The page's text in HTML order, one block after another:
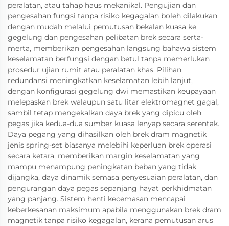
peralatan, atau tahap haus mekanikal. Pengujian dan
pengesahan fungsi tanpa risiko kegagalan boleh dilakukan
dengan mudah melalui pemutusan bekalan kuasa ke
gegelung dan pengesahan pelibatan brek secara serta-
merta, memberikan pengesahan langsung bahawa sistem
keselamatan berfungsi dengan betul tanpa memerlukan
prosedur ujian rumit atau peralatan khas. Pilihan
redundansi meningkatkan keselamatan lebih lanjut,
dengan konfigurasi gegelung dwi memastikan keupayaan
melepaskan brek walaupun satu litar elektromagnet gagal,
sambil tetap mengekalkan daya brek yang dipicu oleh
pegas jika kedua-dua sumber kuasa lenyap secara serentak.
Daya pegang yang dihasilkan oleh brek dram magnetik
jenis spring-set biasanya melebihi keperluan brek operasi
secara ketara, memberikan margin keselamatan yang
mampu menampung peningkatan beban yang tidak
dijangka, daya dinamik semasa penyesuaian peralatan, dan
pengurangan daya pegas sepanjang hayat perkhidmatan
yang panjang. Sistem henti kecemasan mencapai
keberkesanan maksimum apabila menggunakan brek dram
magnetik tanpa risiko kegagalan, kerana pemutusan arus